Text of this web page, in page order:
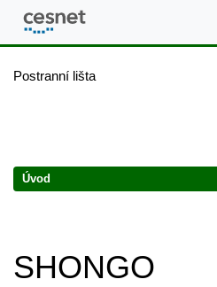
Postranní lišta
Úvod
SHONGO